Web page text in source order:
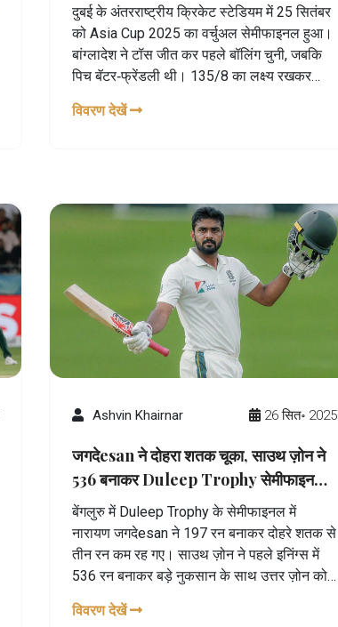
दुबई के अंतरराष्ट्रीय क्रिकेट स्टेडियम में 25 सितंबर
को Asia Cup 2025 का वर्चुअल सेमीफाइनल हुआ।
बांग्लादेश ने टॉस जीत कर पहले बॉलिंग चुनी, जबकि
पिच बॅटर‑फ्रेंडली थी। 135/8 का लक्ष्य रखकर
फाइनल में भारत का सामना करने को तैयार हुआ।
विवरण देखें
Ashvin Khairnar 26 सित॰ 2025
जगदेesan ने दोहरा शतक चूका, साउथ ज़ोन ने
536 बनाकर Duleep Trophy सेमीफाइनल में
दबदबा बनाया
बेंगलुरु में Duleep Trophy के सेमीफाइनल में
नारायण जगदेesan ने 197 रन बनाकर दोहरे शतक से
तीन रन कम रह गए। साउथ ज़ोन ने पहले इनिंग्स में
536 रन बनाकर बड़े नुकसान के साथ उत्तर ज़ोन को
की 54 और टैनाय थ्यागरायन के छोटे-छोटे योगदान ने
विवरण देखें